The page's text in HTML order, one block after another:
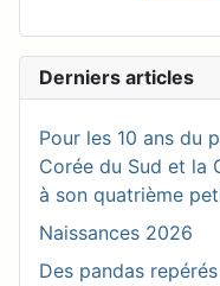
Derniers articles
Pour les 10 ans du
Corée du Sud et la
à son quatrième
Naissances 2026
Des pandas